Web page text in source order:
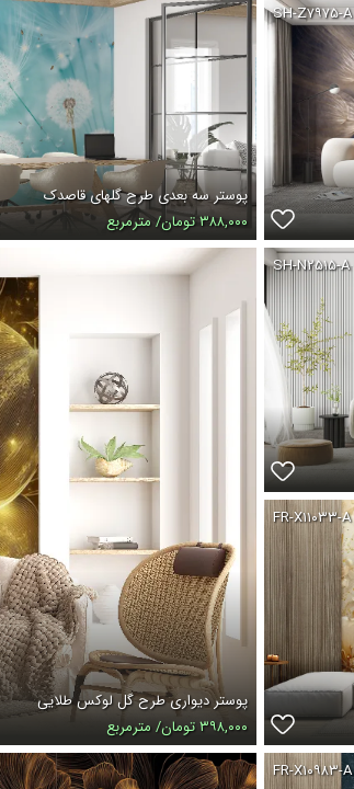
SH-Z۷۹۷۵-A
پوستر سه بعدی طرح گلهای قاصدک
۳۸۸,۰۰۰ تومان/ مترمربع
SH-N۲۵۱۵-A
پوستر دیواری طرح گل لوکس طلایی
۳۹۸,۰۰۰ تومان/ مترمربع
FR-X۱۱۰۳۳-A
FR-X۱۰۹۸۳-A